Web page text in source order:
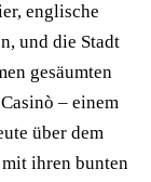
englische
und die Stadt
gesäumten
– einem
über dem
ihren bunten